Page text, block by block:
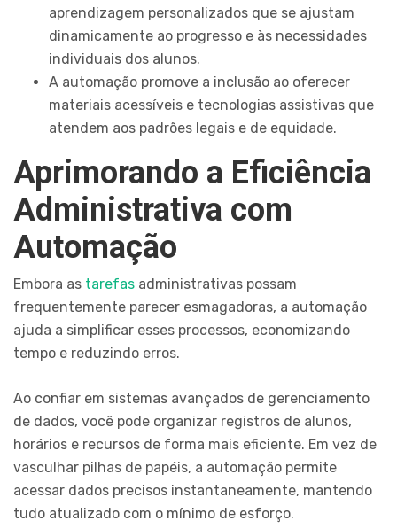
aprendizagem personalizados que se ajustam
dinamicamente ao progresso e às necessidades
individuais dos alunos.
A automação promove a inclusão ao oferecer
materiais acessíveis e tecnologias assistivas que
atendem aos padrões legais e de equidade.
Aprimorando a Eficiência
Administrativa com
Automação
Embora as tarefas administrativas possam
frequentemente parecer esmagadoras, a automação
ajuda a simplificar esses processos, economizando
tempo e reduzindo erros.
Ao confiar em sistemas avançados de gerenciamento
de dados, você pode organizar registros de alunos,
horários e recursos de forma mais eficiente. Em vez de
vasculhar pilhas de papéis, a automação permite
acessar dados precisos instantaneamente, mantendo
tudo atualizado com o mínimo de esforço.